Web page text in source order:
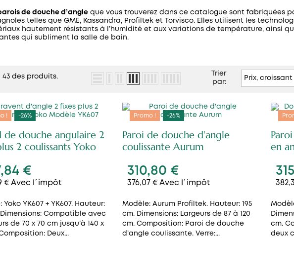
de douche d’angle que vous trouverez dans ce catalogue sont fabriquées
telles que GME, Kassandra, Profiltek et Torvisco. Elles utilisent les
hautement résistants à l’humidité et aux variations de température, ainsi
qui subliment la salle de bain.
43 des produits.
Trier
par:
Prix, croissant
! -26%
de douche angulaire 2
2 coulissants Yoko
€
€ Avec l´impôt
Yoko YK607 + YK607. Hauteur:
Dimensions: Compatible avec
de 70 x 70 cm jusqu’à 140 x
Deux...
Promo ! -26%
Paroi de douche d'angle
coulissante Aurum
310,80 €
376,07 € Avec l´impôt
Modèle: Aurum Profiltek. Hauteur: 195
cm. Dimensions: Largeurs de 87 à 120
cm. Composition: Paroi de douche
d’angle coulissante. Verre:...
en
cm.
deux